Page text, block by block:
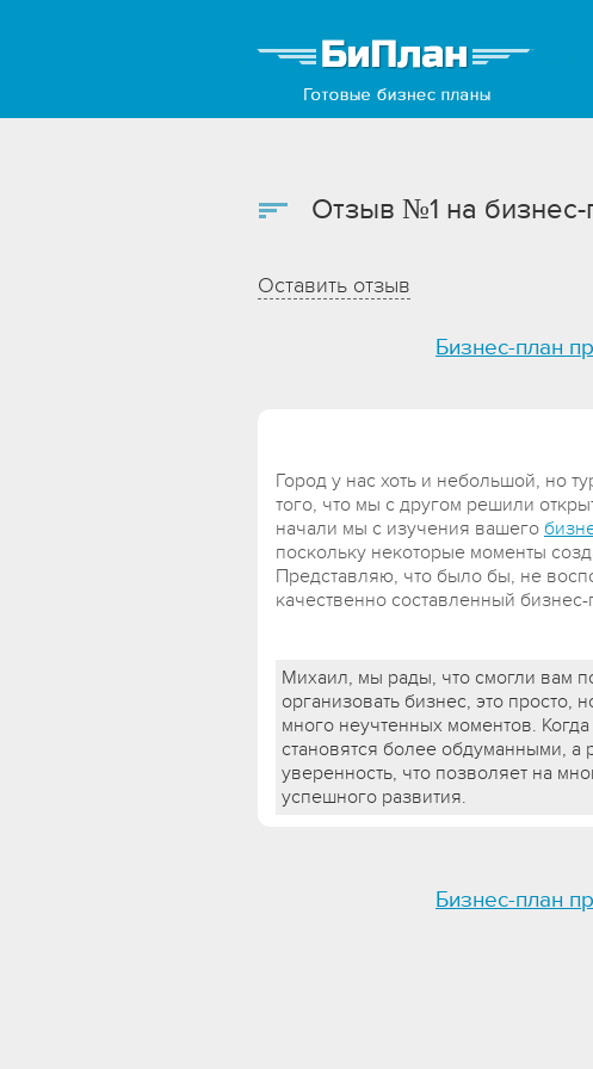
Отзыв №1 на
Оставить отзыв
Бизнес-план
Город у нас хоть и небольшой, но
того, что мы с другом решили
начали мы с изучения вашего
поскольку некоторые моменты
Представляю, что было бы, не
качественно составленный
Михаил, мы рады, что смогли вам
организовать бизнес, это просто,
много неучтенных моментов.
становятся более обдуманными, а
уверенность, что позволяет на
успешного развития.
Бизнес-план